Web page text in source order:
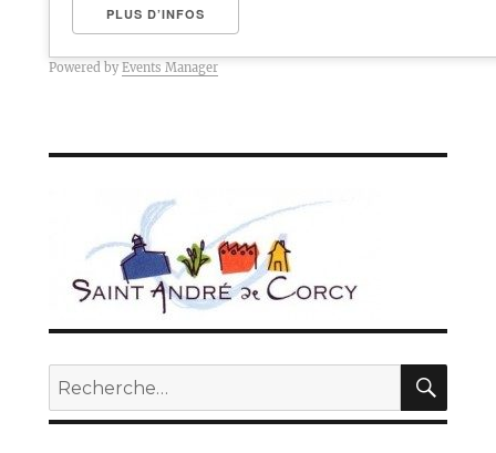
PLUS D’INFOS
Powered byEvents Manager
Recherche
pour :